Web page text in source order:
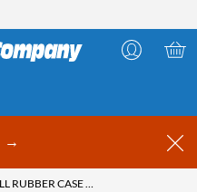
→
LINOCELL RUBBER CASE FOR IPHONE 13 PRO MAX SVART